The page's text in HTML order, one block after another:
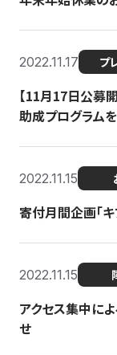
2022.11.17 プ
【11月17日公募
助成プログラム
2022.11.15
寄付月間企画「
2022.11.15
アクセス集中に
せ